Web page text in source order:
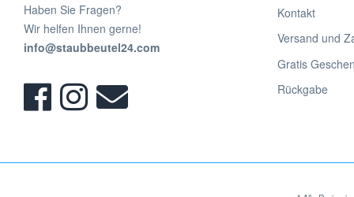
Haben Sie Fragen?
Wir helfen Ihnen gerne!
info@staubbeutel24.com
Kontakt
Versand und
Gratis
Rückgabe